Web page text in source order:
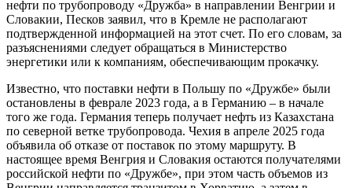
нефти по трубопроводу «Дружба» в направлении Венгрии и
Словакии, Песков заявил, что в Кремле не располагают
подтвержденной информацией на этот счет. По его словам, за
разъяснениями следует обращаться в Министерство
энергетики или к компаниям, обеспечивающим прокачку.
Известно, что поставки нефти в Польшу по «Дружбе» были
остановлены в феврале 2023 года, а в Германию – в начале
того же года. Германия теперь получает нефть из Казахстана
по северной ветке трубопровода. Чехия в апреле 2025 года
объявила об отказе от поставок по этому маршруту. В
настоящее время Венгрия и Словакия остаются получателями
российской нефти по «Дружбе», при этом часть объемов из